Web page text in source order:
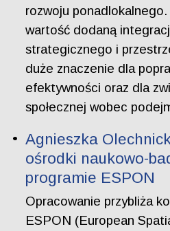
rozwoju
wartość dodaną
strategicznego i
duże znaczenie dla
efektywności oraz dla
społecznej wobec
Agnieszka
ośrodki naukowo-
programie ESPON
Opracowanie przybliża
ESPON (European